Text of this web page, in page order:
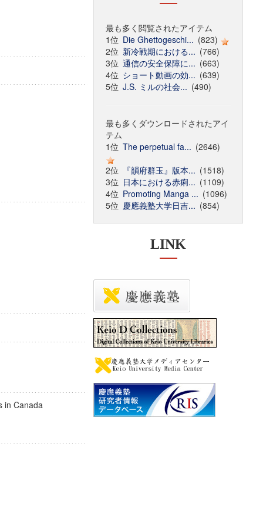
in Canada
最も多く閲覧されたアイテム
1位 Die Ghettogeschi... (823)
2位 新冷戦期における... (766)
3位 通信の安全保障に... (663)
4位 ショート動画の効... (639)
5位 J.S. ミルの社会... (490)
最も多くダウンロードされたアイ
テム
1位 The perpetual fa... (2646)
2位
『韻府群玉』版本... (1518)
3位 日本における赤痢... (1109)
4位 Promoting Manga ... (1096)
5位 慶應義塾大学日吉... (854)
LINK